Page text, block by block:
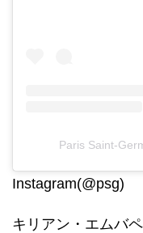
Paris Saint-
Instagram(@psg)
キリアン・エムバ